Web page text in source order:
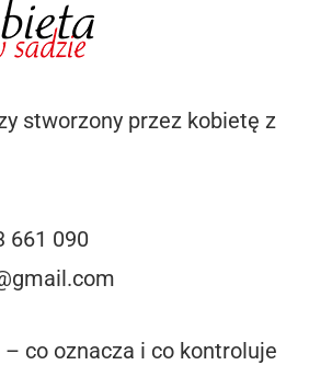
stworzony przez kobietę z
661 090
– co oznacza i co kontroluje